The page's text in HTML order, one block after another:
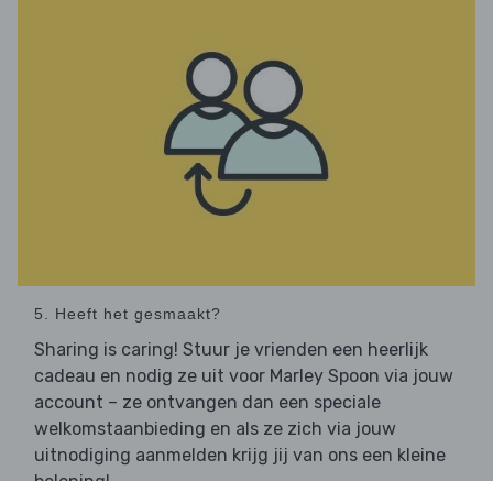
5. Heeft het gesmaakt?
Sharing is caring! Stuur je vrienden een heerlijk
cadeau en nodig ze uit voor Marley Spoon via jouw
account – ze ontvangen dan een speciale
welkomstaanbieding en als ze zich via jouw
uitnodiging aanmelden krijg jij van ons een kleine